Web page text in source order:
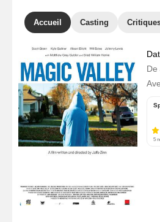
Accueil Casting
De
5